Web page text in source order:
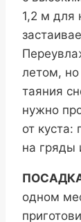
1,2 м для
летом,
таяния
нужно
от куста:
на гряды
одном